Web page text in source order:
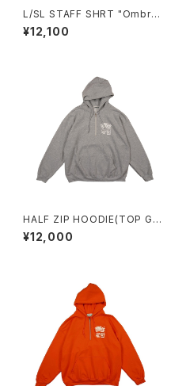
L/SL STAFF SHRT "Ombre
Check"
¥12,100
HALF ZIP HOODIE(TOP GR
AY)
¥12,000